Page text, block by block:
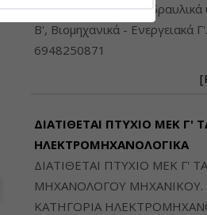
Μηχανικού: Η/Μ Γ', Υδραυλικά
Β', Βιομηχανικά - Ενεργειακά
6948250871
ΔΙΑΤΙΘΕΤΑΙ ΠΤΥΧΙΟ ΜΕΚ Γ'
ΗΛΕΚΤΡΟΜΗΧΑΝΟΛΟΓΙΚΑ
ΔΙΑΤΙΘΕΤΑΙ ΠΤΥΧΙΟ ΜΕΚ Γ'
ΜΗΧΑΝΟΛΟΓΟΥ ΜΗΧΑΝΙΚΟΥ.
ΚΑΤΗΓΟΡΙΑ